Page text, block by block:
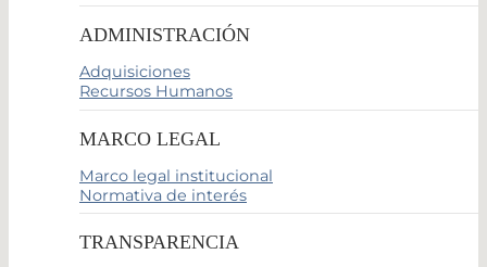
ADMINISTRACIÓN
Adquisiciones
Recursos Humanos
MARCO LEGAL
Marco legal institucional
Normativa de interés
TRANSPARENCIA